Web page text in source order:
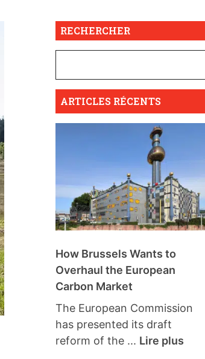
RECHERCHER
ARTICLES RÉCENTS
How Brussels Wants to
Overhaul the European
Carbon Market
The European Commission
has presented its draft
reform of the ... Lire plus